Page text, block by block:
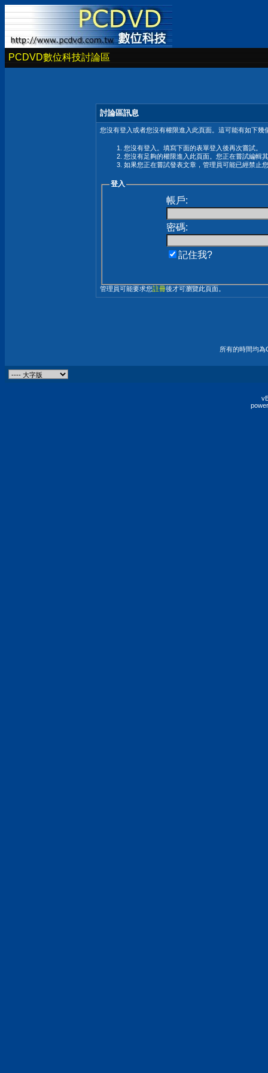
PCDVD數位科技討論區
討論區訊息
您沒有登入或者您沒有權限進入此頁面。這可能有如下幾
您沒有登入。填寫下面的表單登入後再次嘗試。
您沒有足夠的權限進入此頁面。您正在嘗試編輯
如果您正在嘗試發表文章，管理員可能已經禁止
登入
帳戶:
密碼:
記住我?
管理員可能要求您註冊後才可瀏覽此頁面。
所有的時間均為